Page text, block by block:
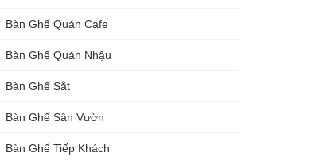
Bàn Ghế Quán Cafe
Bàn Ghế Quán Nhậu
Bàn Ghế Sắt
Bàn Ghế Sân Vườn
Bàn Ghế Tiếp Khách